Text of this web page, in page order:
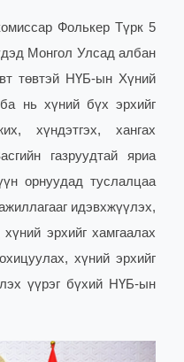
Фолькер Түрк 5
Монгол Улсад албан
төвтэй НҮБ-ын Хүний
нь хүний бүх эрхийг
хүндэтгэх, хангах
газруудтай яриа
орнуудад туслалцаа
идэвхжүүлэх,
эрхийг хамгаалах
хүний эрхийг
үүрэг бүхий НҮБ-ын